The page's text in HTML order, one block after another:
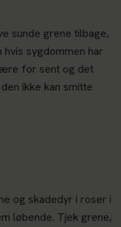
sunde grene tilbage,
sygdommen har
for sent og det
ikke kan smitte
og skadedyr i roser i
løbende. Tjek grene,